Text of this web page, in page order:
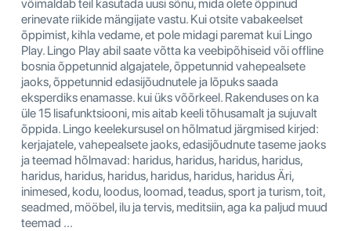
võimaldab teil kasutada uusi sõnu, mida olete õppinud
erinevate riikide mängijate vastu. Kui otsite vabakeelset
õppimist, kihla vedame, et pole midagi paremat kui Lingo
Play. Lingo Play abil saate võtta ka veebipõhiseid või offline
bosnia õppetunnid algajatele, õppetunnid vahepealsete
jaoks, õppetunnid edasijõudnutele ja lõpuks saada
eksperdiks enamasse. kui üks võõrkeel. Rakenduses on ka
üle 15 lisafunktsiooni, mis aitab keeli tõhusamalt ja sujuvalt
õppida. Lingo keelekursusel on hõlmatud järgmised kirjed:
kerjajatele, vahepealsete jaoks, edasijõudnute taseme jaoks
ja teemad hõlmavad: haridus, haridus, haridus, haridus,
haridus, haridus, haridus, haridus, haridus, haridus Äri,
inimesed, kodu, loodus, loomad, teadus, sport ja turism, toit,
seadmed, mööbel, ilu ja tervis, meditsiin, aga ka paljud muud
teemad ...